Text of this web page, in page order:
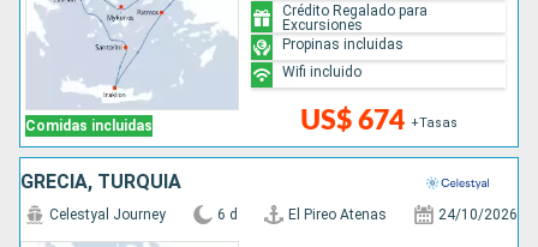
Comidas incluidas US$ 674 +Tasas
Crédito Regalado para
Excursiones
Propinas incluidas
Wifi incluido
GRECIA, TURQUÍA
Celestyal Journey 6 d El Pireo Atenas 24/10/2026